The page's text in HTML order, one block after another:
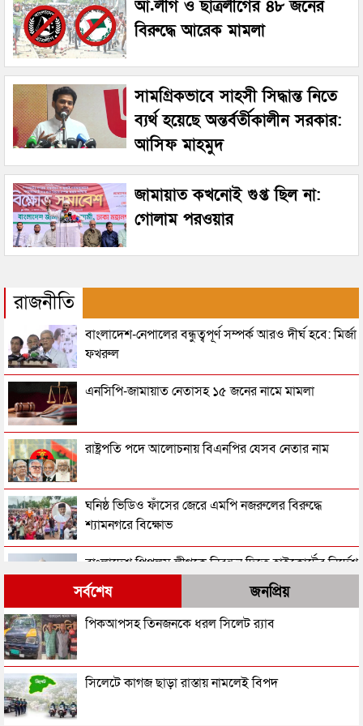
আ.লীগ ও ছাত্রলীগের ৪৮ জনের
বিরুদ্ধে আরেক মামলা
সামগ্রিকভাবে সাহসী সিদ্ধান্ত নিতে
ব্যর্থ হয়েছে অন্তর্বর্তীকালীন সরকার:
আসিফ মাহমুদ
জামায়াত কখনোই গুপ্ত ছিল না:
গোলাম পরওয়ার
রাজনীতি
বাংলাদেশ-নেপালের বন্ধুত্বপূর্ণ সম্পর্ক আরও দীর্ঘ হবে: মির্জা
ফখরুল
এনসিপি-জামায়াত নেতাসহ ১৫ জনের নামে মামলা
রাষ্ট্রপতি পদে আলোচনায় বিএনপির যেসব নেতার নাম
ঘনিষ্ঠ ভিডিও ফাঁসের জেরে এমপি নজরুলের বিরুদ্ধে
শ্যামনগরে বিক্ষোভ
বাংলাদেশ পিপলস লীগকে নিবন্ধন দিতে হাইকোর্টের নির্দেশ
‘জুলাইয়ের গাদ্দার কার্ড’ নামে একটা কার্ড করতে চান
‘স্বৈরাচার’ বিতাড়িত হওয়ার পর একটি ‘গুপ্ত বাহিনী’ ধীরে
সর্বশেষ জনপ্রিয়
পিকআপসহ তিনজনকে ধরল সিলেট র‌্যাব
সিলেটে কাগজ ছাড়া রাস্তায় নামলেই বিপদ